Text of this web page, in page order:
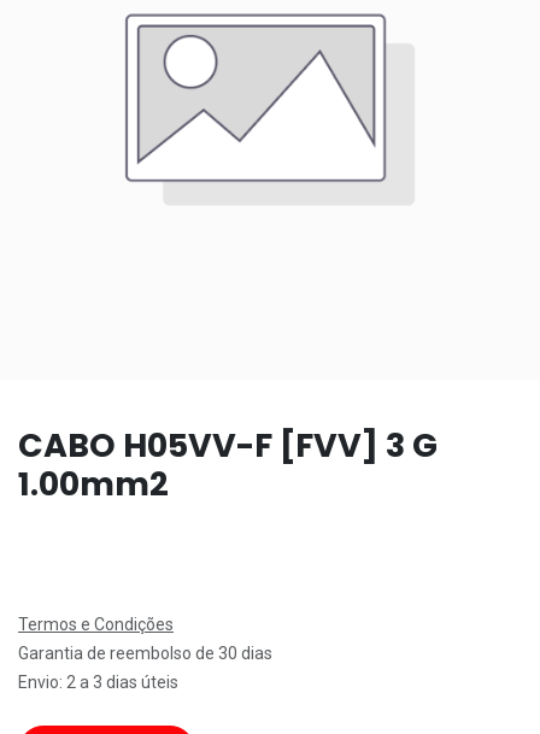
CABO H05VV-F [FVV] 3 G
1.00mm2
Termos e Condições
Garantia de reembolso de 30 dias
Envio: 2 a 3 dias úteis